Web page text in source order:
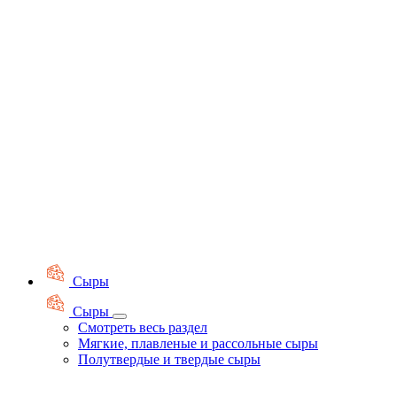
Сыры
Сыры
Смотреть весь раздел
Мягкие, плавленые и рассольные сыры
Полутвердые и твердые сыры